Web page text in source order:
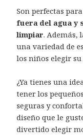
Son perfectas para
fuera del agua y
limpiar. Además,
una variedad de
los niños elegir
¿Ya tienes una
tener los
seguras y
diseño que le
divertido elegir